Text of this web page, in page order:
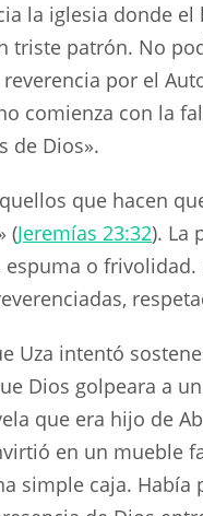
la iglesia donde
triste patrón. No
por el
comienza con la
de Dios».
que hacen
(Jeremías 23:32). La
espuma o
Uza intentó
Dios golpeara a
que era hijo de
en un mueble
simple caja.